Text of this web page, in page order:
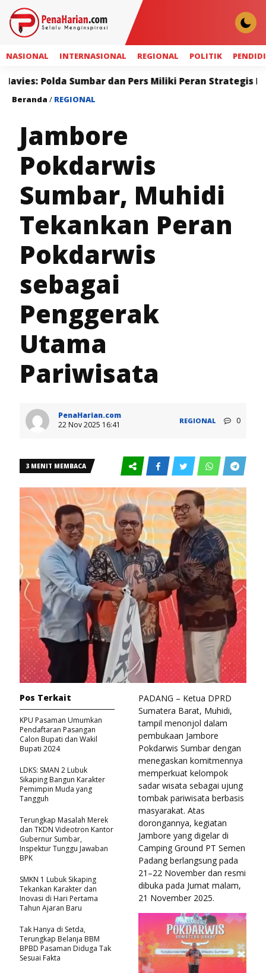
NASIONAL INTERNASIONAL REGIONAL POLITIK
dan Pers Miliki Peran Strategis Membangun
Beranda / REGIONAL
Jambore
Pokdarwis
Sumbar, Muhidi
Tekankan Peran
Pokdarwis
sebagai
Penggerak
Utama
Pariwisata
PenaHarian.com
22 Nov 2025 16:41
REGIONAL 0
3 MENIT MEMBACA
PADANG – Ketua DPRD
Sumatera Barat, Muhidi,
tampil menonjol dalam
pembukaan Jambore
Pokdarwis Sumbar dengan
menegaskan komitmennya
memperkuat kelompok
sadar wisata sebagai ujung
tombak pariwisata berbasis
masyarakat. Atas
dorongannya, kegiatan
Jambore yang digelar di
Camping Ground PT Semen
Padang berlangsung pada
21–22 November dan resmi
dibuka pada Jumat malam,
21 November 2025.
Pos Terkait
KPU Pasaman Umumkan
Pendaftaran Pasangan
Calon Bupati dan Wakil
Bupati 2024
LDKS: SMAN 2 Lubuk
Sikaping Bangun Karakter
Pemimpin Muda yang
Tangguh
Terungkap Masalah Merek
dan TKDN Videotron Kantor
Gubernur Sumbar,
Inspektur Tunggu Jawaban
BPK
SMKN 1 Lubuk Sikaping
Tekankan Karakter dan
Inovasi di Hari Pertama
Tahun Ajaran Baru
Tak Hanya di Setda,
Terungkap Belanja BBM
BPBD Pasaman Diduga Tak
Sesuai Fakta